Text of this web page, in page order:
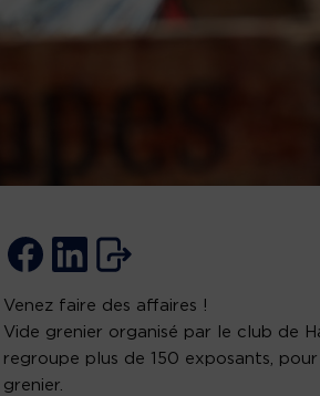
Venez faire des affaires !
Vide grenier organisé par le club de
regroupe plus de 150 exposants,
grenier.